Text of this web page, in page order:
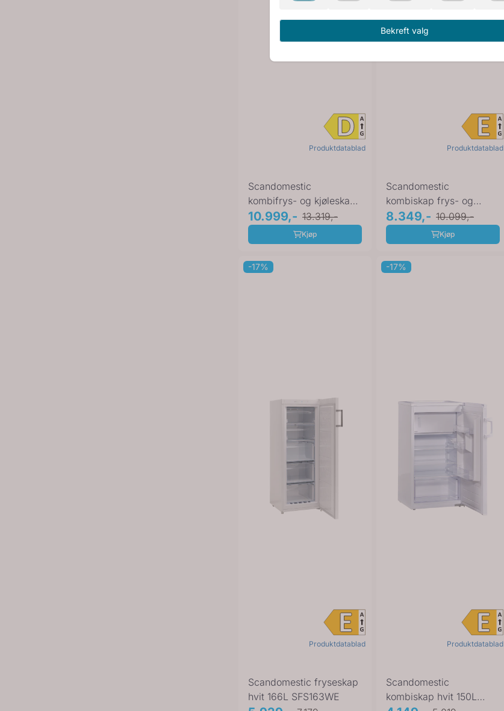
Produktdatablad
Scandomestic
kombifrys- og kjøleskap
hvit 178 cm
CBI267NFWD
10.999,- 13.319,-
Kjøp
Produktdatablad
Scandomestic
kombiskap frys- og
kjøleskap hvit 178 cm ...
8.349,- 10.099,-
Kjøp
-17%
Produktdatablad
Scandomestic fryseskap
hvit 166L SFS163WE
-17%
Produktdatablad
Scandomestic
kombiskap hvit 150L
Bekreft valg